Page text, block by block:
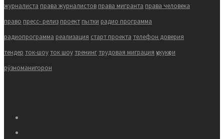
журналиста права журналистов права мигранта права человека
право пресс- релиз проект пытки радио программа
радиопрограмма реализация старт проекта телефон доверия
тендер ток-шоуток шоутренингтрудовая миграция ҳукукҳои
рӯзноманигорон